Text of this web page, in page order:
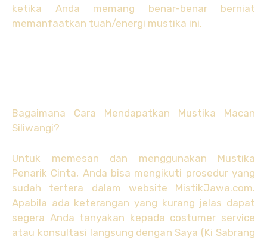
ketika Anda memang benar-benar berniat
memanfaatkan tuah/energi mustika ini.
Bagaimana Cara Mendapatkan Mustika Macan
Siliwangi?
Untuk memesan dan menggunakan Mustika
Penarik Cinta, Anda bisa mengikuti prosedur yang
sudah tertera dalam website MistikJawa.com.
Apabila ada keterangan yang kurang jelas dapat
segera Anda tanyakan kepada costumer service
atau konsultasi langsung dengan Saya (Ki Sabrang